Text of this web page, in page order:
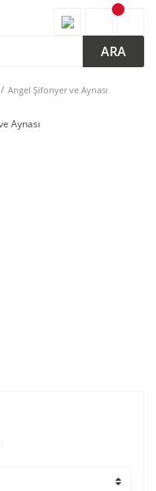
ARA
Angel Şifonyer ve Aynası